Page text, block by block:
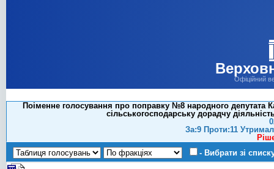
Офіційний
Поіменне голосування про поправку №8 народного депутата
сільськогосподарську дорадчу
За:9 Проти:11
- Вибрати зі